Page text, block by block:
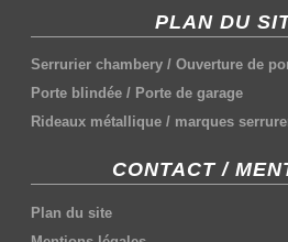
PLAN DU
Serrurier chambery /Ouverture de
Porte blindée / Porte de garage
Rideaux métallique / marques
CONTACT /
Plan du site